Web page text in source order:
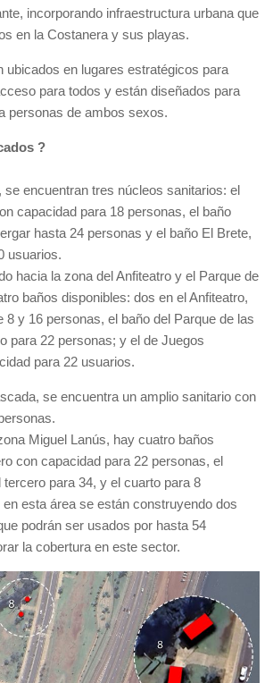
incorporando infraestructura urbana que
en la Costanera y sus playas.
ubicados en lugares estratégicos para
para todos y están diseñados para
personas de ambos sexos.
?
se encuentran tres núcleos sanitarios: el
capacidad para 18 personas, el baño
hasta 24 personas y el baño El Brete,
usuarios.
hacia la zona del Anfiteatro y el Parque de
baños disponibles: dos en el Anfiteatro,
8 y 16 personas, el baño del Parque de las
para 22 personas; y el de Juegos
para 22 usuarios.
se encuentra un amplio sanitario con
Miguel Lanús, hay cuatro baños
con capacidad para 22 personas, el
tercero para 34, y el cuarto para 8
esta área se están construyendo dos
podrán ser usados por hasta 54
la cobertura en este sector.